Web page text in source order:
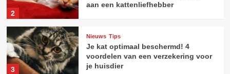
2
aan een kattenliefhebber
3
Nieuws Tips
Je kat optimaal beschermd! 4
voordelen van een verzekering voor
je huisdier